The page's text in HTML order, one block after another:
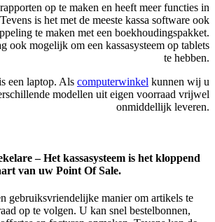
op te maken en heeft meer functies in
is het met de meeste kassa software ook
te maken met een boekhoudingspakket.
ook mogelijk om een kassasysteem op tablets
te hebben.
een laptop. Als computerwinkel kunnen wij u
modellen uit eigen voorraad vrijwel
onmiddellijk leveren.
– Het kassasysteem is het kloppend
van uw Point Of Sale.
gebruiksvriendelijke manier om artikels te
op te volgen. U kan snel bestelbonnen,